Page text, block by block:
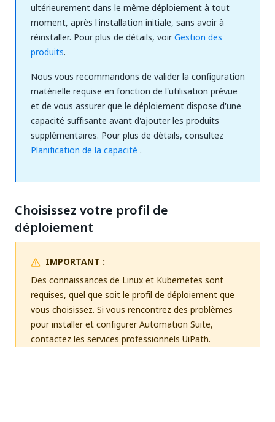
ultérieurement dans le même déploiement à tout
moment, après l'installation initiale, sans avoir à
réinstaller. Pour plus de détails, voirGestion des
produits.
Nous vous recommandons de valider la configuration
matérielle requise en fonction de l'utilisation prévue
et de vous assurer que le déploiement dispose d'une
capacité suffisante avant d'ajouter les produits
supplémentaires. Pour plus de détails, consultez
Planification de la capacité .
Choisissez votre profil de
déploiement
IMPORTANT :
Des connaissances de Linux et Kubernetes sont
requises, quel que soit le profil de déploiement que
vous choisissez. Si vous rencontrez des problèmes
pour installer et configurer Automation Suite,
contactez les services professionnels UiPath.